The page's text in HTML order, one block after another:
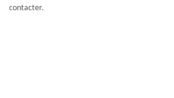
contacter.